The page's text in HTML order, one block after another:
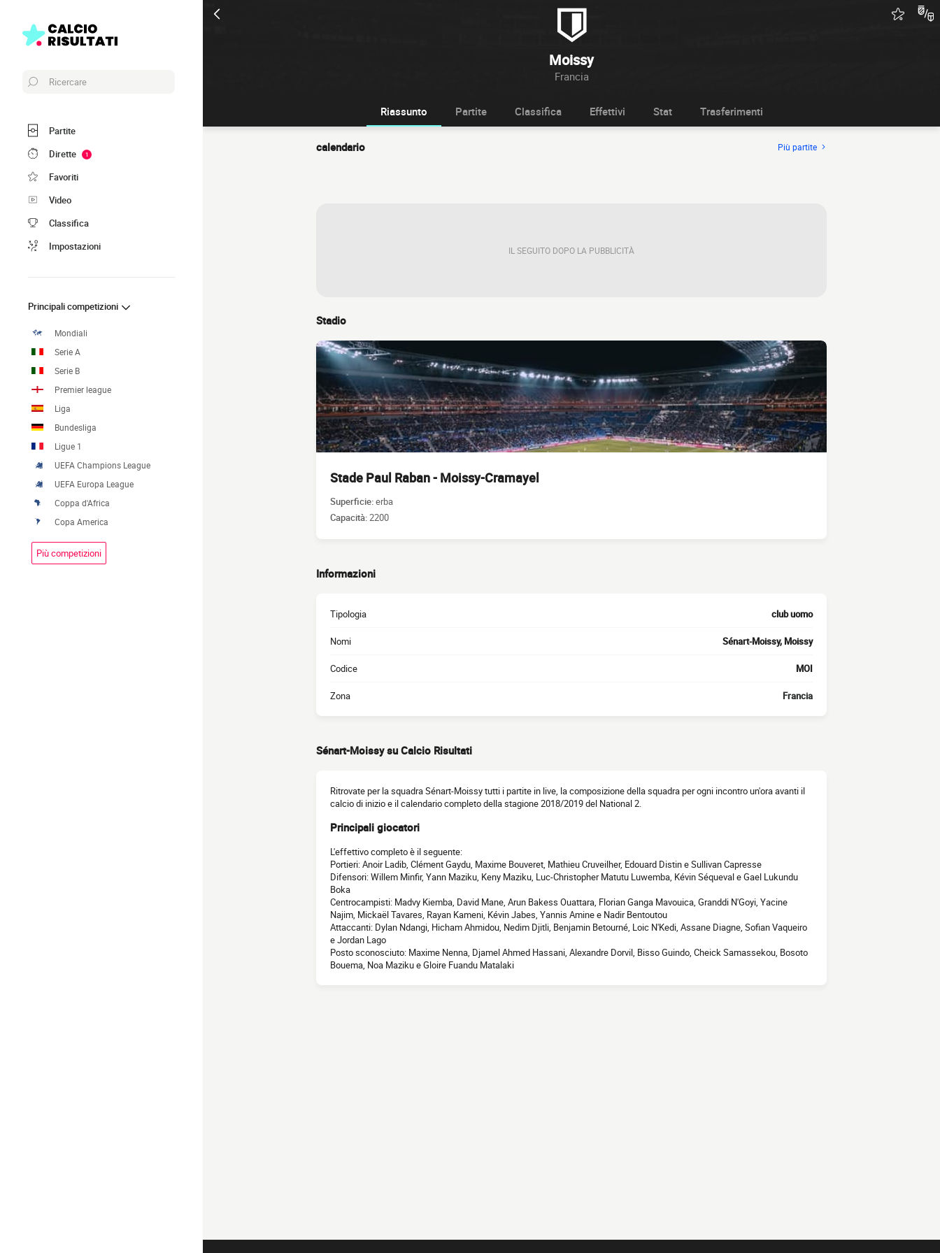
Moissy
Francia
Ricercare
Partite
Dirette
1
Favoriti
Video
Classifica
Impostazioni
Principali competizioni
Mondiali
Serie A
Serie B
Premier league
Liga
Bundesliga
Ligue 1
UEFA Champions League
UEFA Europa League
Coppa d'Africa
Copa America
Più competizioni
Riassunto Partite Classifica Effettivi Stat Trasferimenti
calendario Più partite
IL SEGUITO DOPO LA PUBBLICITÀ
Stadio
Stade Paul Raban - Moissy-Cramayel
Superficie:erba
Capacità:2200
Informazioni
Tipologia club uomo
Nomi Sénart-Moissy, Moissy
Codice MOI
Zona Francia
Sénart-Moissy su Calcio Risultati
Ritrovate per la squadra Sénart-Moissy tutti i partite in live, la composizione della squadra per ogni incontro un'ora avanti il
calcio di inizio e il calendario completo della stagione 2018/2019 del National 2.
Principali giocatori
L'effettivo completo è il seguente:
Portieri: Anoir Ladib, Clément Gaydu, Maxime Bouveret, Mathieu Cruveilher, Edouard Distin e Sullivan Capresse
Difensori: Willem Minfir, Yann Maziku, Keny Maziku, Luc-Christopher Matutu Luwemba, Kévin Séqueval e Gael Lukundu
Boka
Centrocampisti: Madvy Kiemba, David Mane, Arun Bakess Ouattara, Florian Ganga Mavouica, Granddi N'Goyi, Yacine
Najim, Mickaël Tavares, Rayan Kameni, Kévin Jabes, Yannis Amine e Nadir Bentoutou
Attaccanti: Dylan Ndangi, Hicham Ahmidou, Nedim Djitli, Benjamin Betourné, Loic N'Kedi, Assane Diagne, Sofian Vaqueiro
e Jordan Lago
Posto sconosciuto: Maxime Nenna, Djamel Ahmed Hassani, Alexandre Dorvil, Bisso Guindo, Cheick Samassekou, Bosoto
Bouema, Noa Maziku e Gloire Fuandu Matalaki